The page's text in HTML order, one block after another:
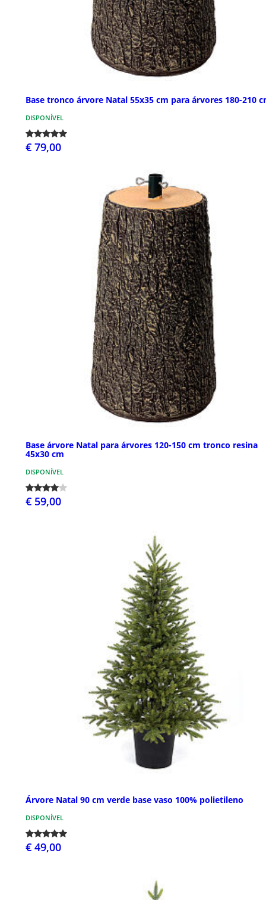
Base tronco árvore Natal 55x35 cm para árvores 180-210
DISPONÍVEL
€ 79,00
Base árvore Natal para árvores 120-150 cm tronco resina
45x30 cm
DISPONÍVEL
€ 59,00
Árvore Natal 90 cm verde base vaso 100% polietileno
DISPONÍVEL
€ 49,00